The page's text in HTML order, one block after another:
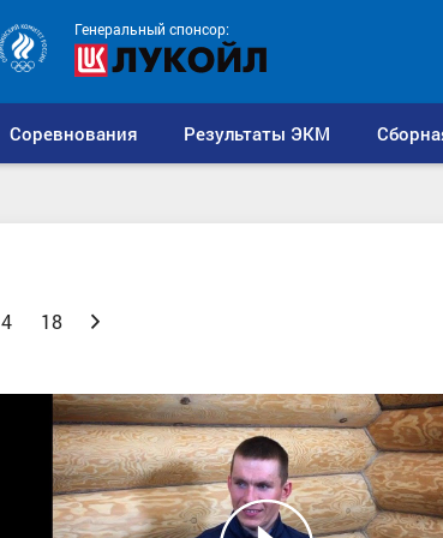
Генеральный спонсор:
Соревнования Результаты ЭКМ
4 18 Вперед